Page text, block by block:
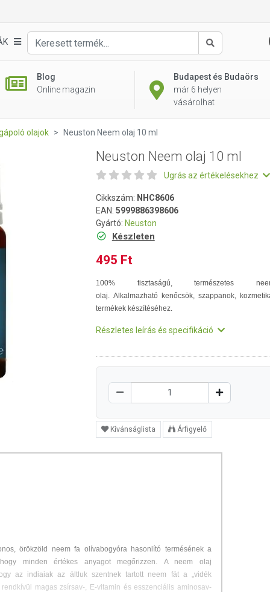
Keresés
Blog
Online magazin
Budapest és Budaörs
már 6 helyen
vásárolhat
olajok Neuston Neem olaj 10 ml
Neuston Neem olaj 10 ml
Ugrás az értékelésekhez
Cikkszám: NHC8606
EAN: 5999886398606
Gyártó: Neuston
Készleten
495 Ft
100% tisztaságú, természetes
olaj. Alkalmazható kenőcsök, szappanok,
termékek készítéséhez.
Részletes leírás és specifikáció
Kívánságlista Árfigyelő
örökzöld neem fa olívabogyóra hasonlító termésének a
minden értékes anyagot megőrizzen. A neem olaj
az indiaiak az áltluk szentnek tartott neem fát a „vidék
magas zsírsav-, E-vitamin és esszenciális aminosav-